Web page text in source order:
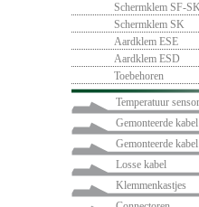
Schermklem SF-
Schermklem SK
Aardklem ESE
Aardklem ESD
Toebehoren
Temperatuur
Gemonteerde kabel
Gemonteerde
Losse kabel
Klemmenkastjes